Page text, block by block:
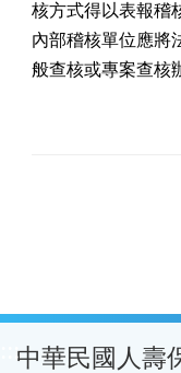
核方式得以表報稽
內部稽核單位應將
般查核或專案查核
:::中華民國人壽